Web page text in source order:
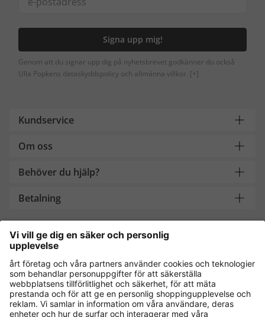
Signa upp mig!
Genom att du signar upp dig på nyhetsbrevet godkänner du också
Ulla Popkens dataskyddspolicy och allmänna villkor. [+]
Kundservice
Om oss
Behöver du hjälp?
Betalning
Handla säkert med
Andra onlinebutiker
Sverige